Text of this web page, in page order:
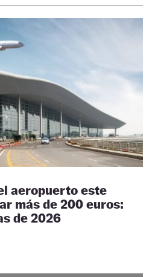
aeropuerto este
más de 200 euros:
de 2026